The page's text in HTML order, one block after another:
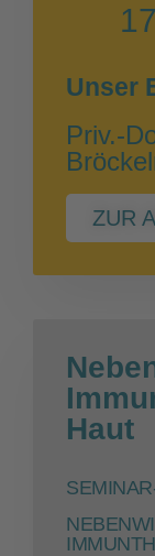
Unser
Priv.-
ZUR
Haut